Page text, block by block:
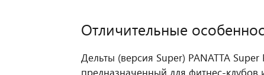
Отличительные
Дельты (версия Super) PANATTA
предназначенный для